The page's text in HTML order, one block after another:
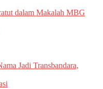
dalam Makalah MBG
Jadi Transbandara,